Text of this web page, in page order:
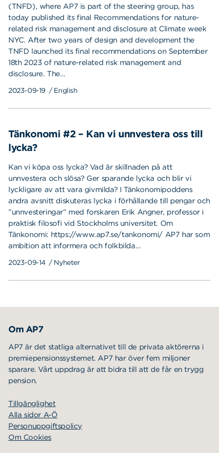
(TNFD), where AP7 is part of the steering group, has
today published its final Recommendations for nature-
related risk management and disclosure at Climate week
NYC. After two years of design and development the
TNFD launched its final recommendations on September
18th 2023 of nature-related risk management and
disclosure. The…
2023-09-19 / English
Tänkonomi #2 – Kan vi unnvestera oss till
lycka?
Kan vi köpa oss lycka? Vad är skillnaden på att
unnvestera och slösa? Ger sparande lycka och blir vi
lyckligare av att vara givmilda? I Tänkonomipoddens
andra avsnitt diskuteras lycka i förhållande till pengar och
”unnvesteringar” med forskaren Erik Angner, professor i
praktisk filosofi vid Stockholms universitet. Om
Tänkonomi: https://www.ap7.se/tankonomi/ AP7 har som
ambition att informera och folkbilda…
2023-09-14 / Nyheter
Om AP7
AP7 är det statliga alternativet till de privata aktörerna i
premiepensionssystemet. AP7 har över fem miljoner
sparare. Vårt uppdrag är att bidra till att de får en trygg
pension.
Tillgänglighet
Alla sidor A-Ö
Personuppgiftspolicy
Om Cookies